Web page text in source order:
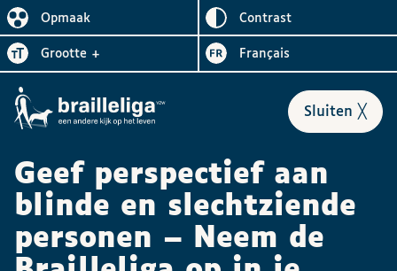
Opmaak
De lay-out vereenvoudigen
Omgekeerd
contrast
Letter
grootte vergroten
+ Visiter le site en
Français
Formulier
sluiten ╳
Geef perspectief aan
blinde en slechtziende
personen – Neem de